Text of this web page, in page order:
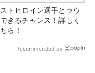
トヒロイン選手とラウ
きるチャンス！詳しく
ら！
Recommended by